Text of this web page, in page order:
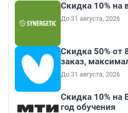
Скидка 10% на
До 31 августа, 2026
Скидка 50% от
заказ,
До 31 августа, 2026
Скидка 10%
год обучения